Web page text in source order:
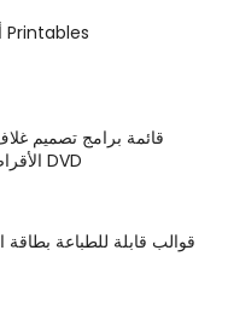
أفضل قوالب الزفاف و Printables
قائمة برامج تصميم
الأقراص المضغوطة وأقراص DVD
قوالب قابلة للطباعة بطاقة